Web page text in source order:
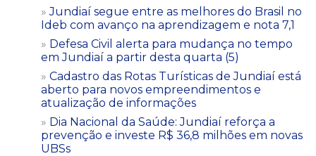
Jundiaí segue entre as melhores do Brasil no
Ideb com avanço na aprendizagem e nota 7,1
Defesa Civil alerta para mudança no tempo
em Jundiaí a partir desta quarta (5)
Cadastro das Rotas Turísticas de Jundiaí está
aberto para novos empreendimentos e
atualização de informações
Dia Nacional da Saúde: Jundiaí reforça a
prevenção e investe R$ 36,8 milhões em novas
UBSs